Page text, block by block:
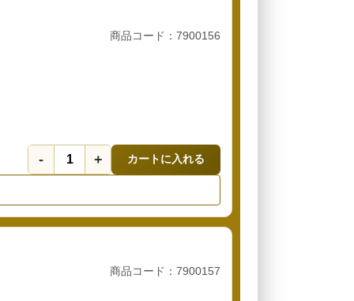
商品コード：7900156
- + カートに入れる
商品コード：7900157